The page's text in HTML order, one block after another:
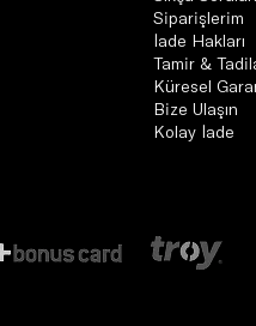
Siparişlerim
İade Hakları
Tamir &
Küresel
Bize Ulaşın
Kolay İade